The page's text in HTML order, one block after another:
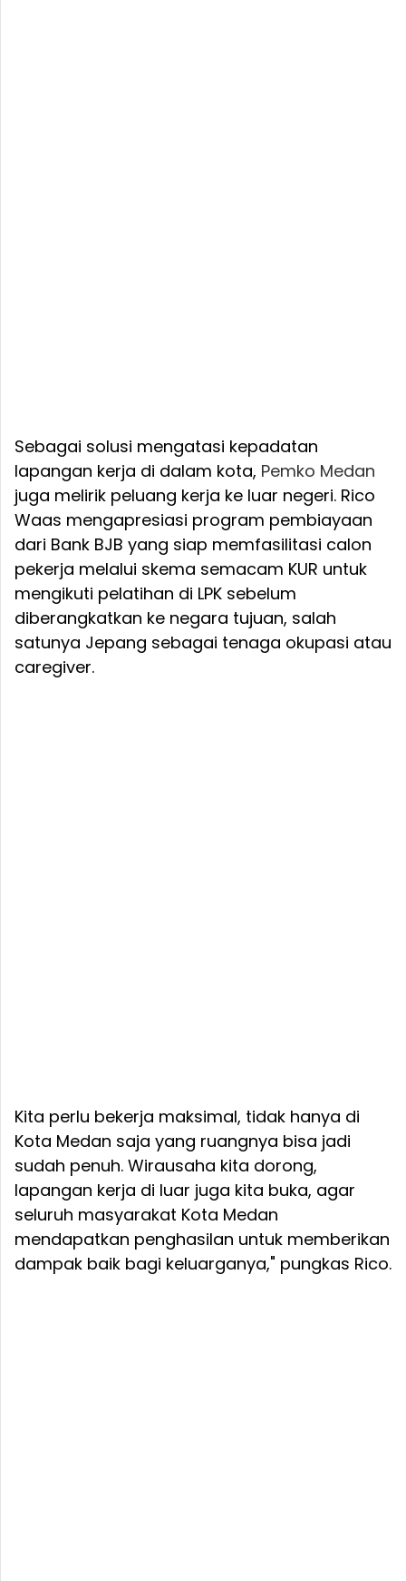
Sebagai solusi mengatasi kepadatan
lapangan kerja di dalam kota, Pemko Medan
juga melirik peluang kerja ke luar negeri. Rico
Waas mengapresiasi program pembiayaan
dari Bank BJB yang siap memfasilitasi calon
pekerja melalui skema semacam KUR untuk
mengikuti pelatihan di LPK sebelum
diberangkatkan ke negara tujuan, salah
satunya Jepang sebagai tenaga okupasi atau
caregiver.
Kita perlu bekerja maksimal, tidak hanya di
Kota Medan saja yang ruangnya bisa jadi
sudah penuh. Wirausaha kita dorong,
lapangan kerja di luar juga kita buka, agar
seluruh masyarakat Kota Medan
mendapatkan penghasilan untuk memberikan
dampak baik bagi keluarganya," pungkas Rico.